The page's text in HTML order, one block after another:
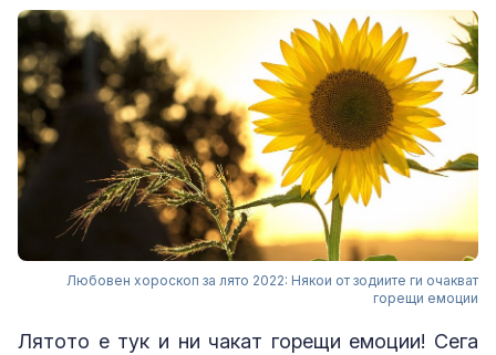
Любовен хороскоп за лято 2022: Някои от зодиите ги очакват
горещи емоции
Лятото е тук и ни чакат горещи емоции! Сега